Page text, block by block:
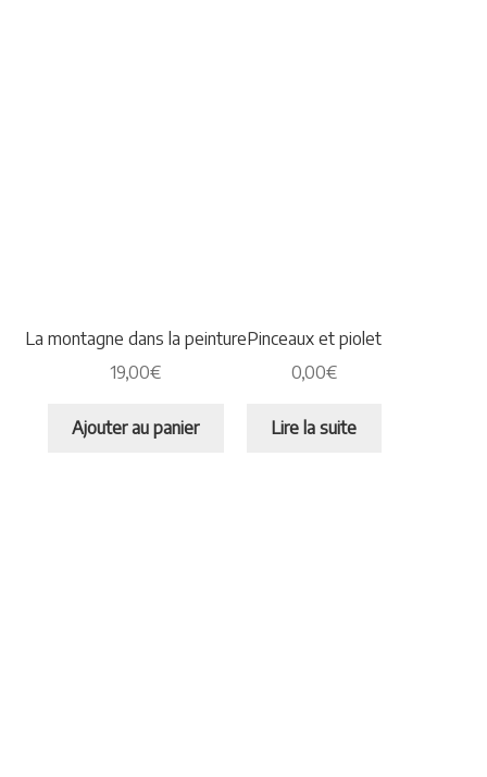
La montagne dans la peinture
19,00€
Ajouter au panier
Pinceaux et piolet
0,00€
Lire la suite